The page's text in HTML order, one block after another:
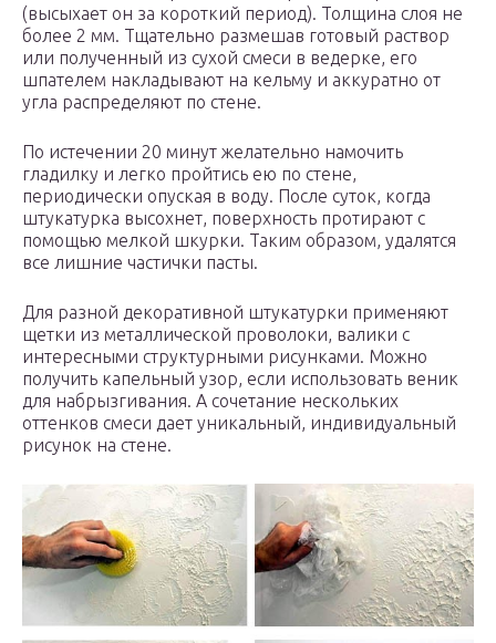
(высыхает он за короткий период). Толщина слоя не
более 2 мм. Тщательно размешав готовый раствор
или полученный из сухой смеси в ведерке, его
шпателем накладывают на кельму и аккуратно от
угла распределяют по стене.
По истечении 20 минут желательно намочить
гладилку и легко пройтись ею по стене,
периодически опуская в воду. После суток, когда
штукатурка высохнет, поверхность протирают с
помощью мелкой шкурки. Таким образом, удалятся
все лишние частички пасты.
Для разной декоративной штукатурки применяют
щетки из металлической проволоки, валики с
интересными структурными рисунками. Можно
получить капельный узор, если использовать веник
для набрызгивания. А сочетание нескольких
оттенков смеси дает уникальный, индивидуальный
рисунок на стене.